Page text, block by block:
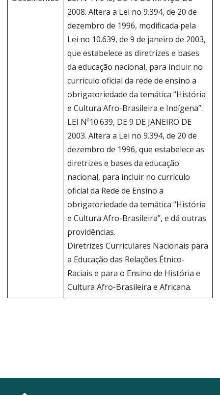
2008. Altera a Lei no 9.394, de 20 de
dezembro de 1996, modificada pela
Lei no 10.639, de 9 de janeiro de 2003,
que estabelece as diretrizes e bases
da educação nacional, para incluir no
currículo oficial da rede de ensino a
obrigatoriedade da temática “História
e Cultura Afro-Brasileira e Indígena”.
LEI Nº10.639, DE 9 DE JANEIRO DE
2003. Altera a Lei no 9.394, de 20 de
dezembro de 1996, que estabelece as
diretrizes e bases da educação
nacional, para incluir no currículo
oficial da Rede de Ensino a
obrigatoriedade da temática “História
e Cultura Afro-Brasileira”, e dá outras
providências.
Diretrizes Curriculares Nacionais para
a Educação das Relações Étnico-
Raciais e para o Ensino de História e
Cultura Afro-Brasileira e Africana.